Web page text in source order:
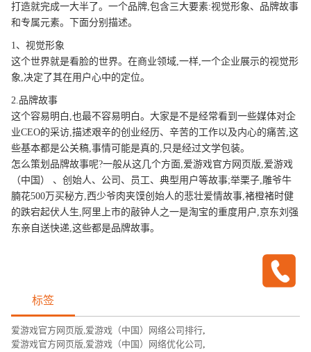
打造就完成一大半了。一个品牌,包含三大要素:视觉形象、品牌故事
和专属元素。下面分别描述。
1、视觉形象
这个世界就是看脸的世界。在商业领域,一样,一个企业展示的视觉形
象,决定了其在用户心中的定位。
2.品牌故事
这个容易明白,也最不容易明白。大家是不是经常看到一些媒体对企
业CEO的采访,描述艰辛的创业经历、辛苦的工作以及内心的痛苦,这
些基本都是公关稿,事情可能是真的,只是经过文学包装。
怎么策划品牌故事呢?一般从这几个方面,爱游戏官方网页版,爱游戏
（中国） 、创始人、公司、员工、典型用户等故事;举栗子,雕爷牛
腩花500万买秘方,西少爷肉夹馍创始人的悲壮爱情故事,褚橙褚时健
的跌宕起伏人生,阿里上市的敲钟人之一是淘宝的重度用户,京东刘强
东亲自送快递,这些都是品牌故事。
标签
爱游戏官方网页版,爱游戏（中国）网络公司排行,
爱游戏官方网页版,爱游戏（中国）网络优化公司